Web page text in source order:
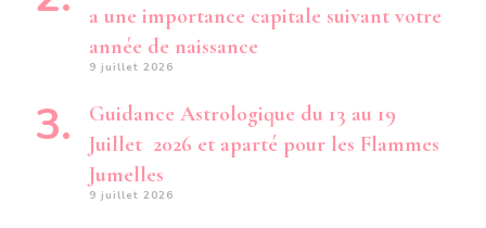
a une importance capitale suivant votre
année de naissance
9 juillet 2026
Guidance Astrologique du 13 au 19
Juillet 2026 et aparté pour les Flammes
Jumelles
9 juillet 2026